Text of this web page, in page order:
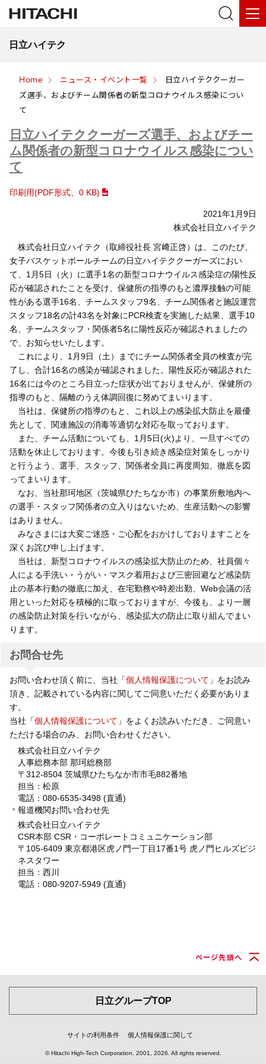
日立ハイテク
Home ニュース・イベント一覧
日立ハイテククーガー
ズ選手、およびチーム関係者の新型コロナウイルス感染につい
て
日立ハイテククーガーズ選手、およびチー
ム関係者の新型コロナウイルス感染につい
て
印刷用(PDF形式、 0 KB)
2021年1月9日
株式会社日立ハイテク
株式会社日立ハイテク（取締役社長 宮﨑正啓）は、このたび、
女子バスケットボールチームの日立ハイテククーガーズにおい
て、1月5日（火）に選手1名の新型コロナウイルス感染症の陽性反
応が確認されたことを受け、保健所の指導のもと濃厚接触の可能
性がある選手16名、チームスタッフ9名、チーム関係者と施設運営
スタッフ18名の計43名を対象にPCR検査を実施した結果、選手10
名、チームスタッフ・関係者5名に陽性反応が確認されましたの
で、お知らせいたします。
これにより、1月9日（土）までにチーム関係者全員の検査が完
了し、合計16名の感染が確認されました。陽性反応が確認された
16名には今のところ目立った症状が出ておりませんが、保健所の
指導のもと、隔離のうえ体調回復に努めてまいります。
当社は、保健所の指導のもと、これ以上の感染拡大防止を最優
先として、関連施設の消毒等適切な対応を取っております。
また、チーム活動についても、1月5日(火)より、一旦すべての
活動を休止しております。今後も引き続き感染症対策をしっかり
と行うよう、選手、スタッフ、関係者全員に再度周知、徹底を図
ってまいります。
なお、当社那珂地区（茨城県ひたちなか市）の事業所敷地内へ
の選手・スタッフ関係者の立入りはないため、生産活動への影響
はありません。
みなさまには大変ご迷惑・ご心配をおかけしておりますことを
深くお詫び申し上げます。
当社は、新型コロナウイルスの感染拡大防止のため、社員個々
人による手洗い・うがい・マスク着用および三密回避など感染防
止の基本行動の徹底に加え、在宅勤務や時差出勤、Web会議の活
用といった対応を積極的に取っておりますが、今後も、より一層
の感染防止対策を行いながら、感染拡大の防止に取り組んでまい
ります。
お問合せ先
お問い合わせ頂く前に、当社「個人情報保護について 」をお読み
頂き、記載されている内容に関してご同意いただく必要がありま
す。
当社「個人情報保護について 」をよくお読みいただき、ご同意い
ただける場合のみ、お問い合わせください。
株式会社日立ハイテク
人事総務本部 那珂総務部
〒312-8504 茨城県ひたちなか市市毛882番地
担当：松原
電話：080-6535-3498 (直通)
報道機関お問い合わせ先
株式会社日立ハイテク
CSR本部 CSR・コーポレートコミュニケーション部
〒105-6409 東京都港区虎ノ門一丁目17番1号 虎ノ門ヒルズビジ
ネスタワー
担当：西川
電話：080-9207-5949 (直通)
ページ先頭へ
日立グループTOP
サイトの利用条件 個人情報保護に関して
© Hitachi High-Tech Corporation. 2001, 2026 . All rights reserved.